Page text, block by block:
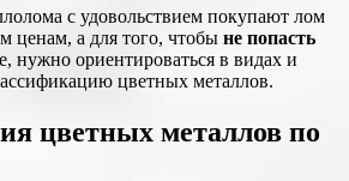
с удовольствием покупают лом
ценам, а для того, чтобы не попасть
нужно ориентироваться в видах и
цветных металлов.
цветных металлов по